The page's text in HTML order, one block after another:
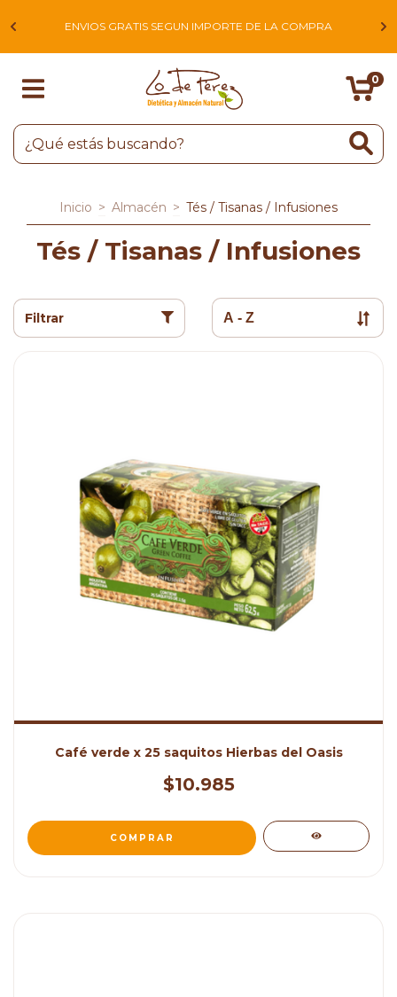
ENVIOS GRATIS SEGUN IMPORTE DE LA COMPRA
0
Inicio > Almacén > Tés / Tisanas / Infusiones
Tés / Tisanas / Infusiones
Filtrar
Café verde x 25 saquitos Hierbas del Oasis
$10.985